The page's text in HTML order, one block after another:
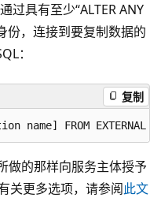
具有至少“ALTER ANY
份，连接到要复制数据的
：
复制
做的那样向服务主体授予
关更多选项，请参阅此文